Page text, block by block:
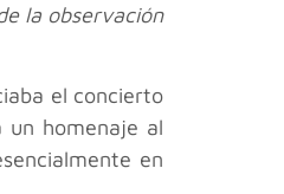
la observación
el concierto
un homenaje al
en